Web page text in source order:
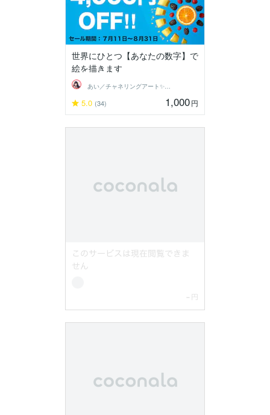
世界にひとつ【あなたの数字】で
絵を描きます
あい／チャネリングアート✨夏SALE
5.0 (34) 1,000円